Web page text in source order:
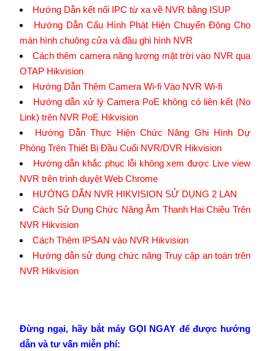
Hướng Dẫn kết nối IPC từ xa về NVR bằng ISUP
Hướng Dẫn Cấu Hình Phát Hiện Chuyển Động Cho
màn hình chuông cửa và đầu ghi hình NVR
Cách thêm camera năng lượng mặt trời vào NVR qua
OTAP Hikvision
Hướng Dẫn Thêm Camera Wi-fi Vào NVR Wi-fi
Hướng dẫn xử lý Camera PoE không có liên kết (No
Link) trên NVR PoE Hikvision
Hướng Dẫn Thực Hiện Chức Năng Ghi Hình Dự
Phòng Trên Thiết Bị Đầu Cuối NVR/DVR Hikvision
Hướng dẫn khắc phục lỗi không xem được Live view
NVR trên trình duyệt Web Chrome
HƯỚNG DẪN NVR HIKVISION SỬ DỤNG 2 LAN
Cách Sử Dụng Chức Năng Âm Thanh Hai Chiều Trên
NVR Hikvision
Cách Thêm IPSAN vào NVR Hikvision
Hướng dẫn sử dụng chức năng Truy cập an toàn trên
NVR Hikvision
Đừng ngại, hãy bắt máy GỌI NGAY để được hướng
dẫn và tư vấn miễn phí: